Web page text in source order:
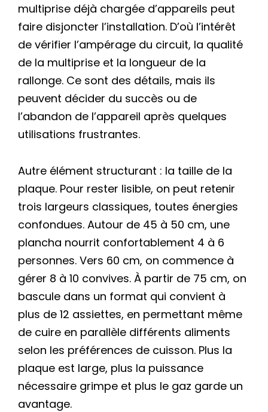
multiprise déjà chargée d’appareils peut
faire disjoncter l’installation. D’où l’intérêt
de vérifier l’ampérage du circuit, la qualité
de la multiprise et la longueur de la
rallonge. Ce sont des détails, mais ils
peuvent décider du succès ou de
l’abandon de l’appareil après quelques
utilisations frustrantes.
Autre élément structurant : la taille de la
plaque. Pour rester lisible, on peut retenir
trois largeurs classiques, toutes énergies
confondues. Autour de 45 à 50 cm, une
plancha nourrit confortablement 4 à 6
personnes. Vers 60 cm, on commence à
gérer 8 à 10 convives. À partir de 75 cm, on
bascule dans un format qui convient à
plus de 12 assiettes, en permettant même
de cuire en parallèle différents aliments
selon les préférences de cuisson. Plus la
plaque est large, plus la puissance
nécessaire grimpe et plus le gaz garde un
avantage.